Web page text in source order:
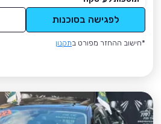
לפגישה בסוכנות
*חישוב ההחזר מפורט בתקנון